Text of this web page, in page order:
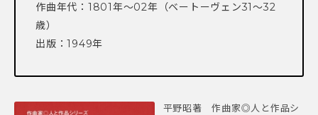
作曲年代：1801年～02年（ベートーヴェン31〜32
歳）
出版：1949年
平野昭著 作曲家◎人と作品シ